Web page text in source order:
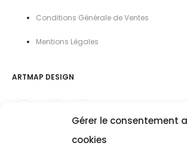
Gérer le consentement
cookies
Conditions Générale de Ventes
Mentions Légales
ARTMAP DESIGN